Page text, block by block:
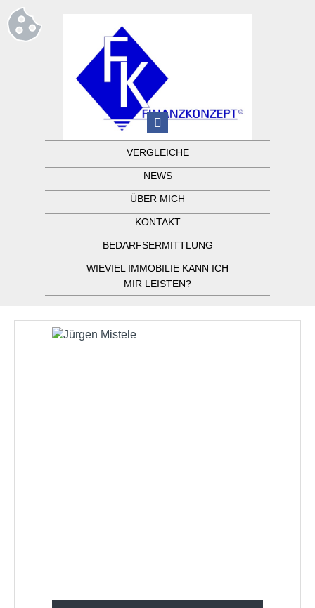
VERGLEICHE
NEWS
ÜBER MICH
KONTAKT
BEDARFSERMITTLUNG
WIEVIEL IMMOBILIE KANN ICH
MIR LEISTEN?